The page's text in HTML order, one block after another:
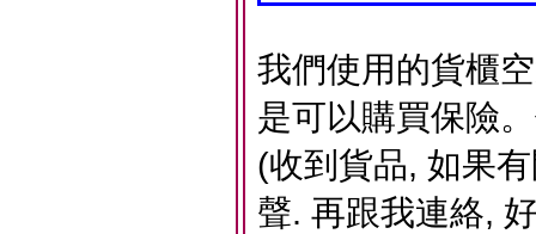
我們使用的貨櫃
是可以購買保險
(收到貨品, 如果
聲. 再跟我連絡,